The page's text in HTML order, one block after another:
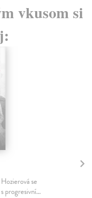
vkusom si
se
progresivní...